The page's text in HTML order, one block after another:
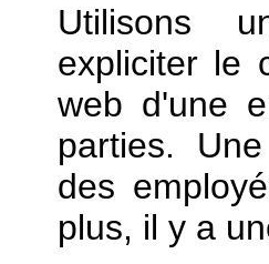
Utilisons
expliciter le
web d'une
parties.
des
plus, il y a